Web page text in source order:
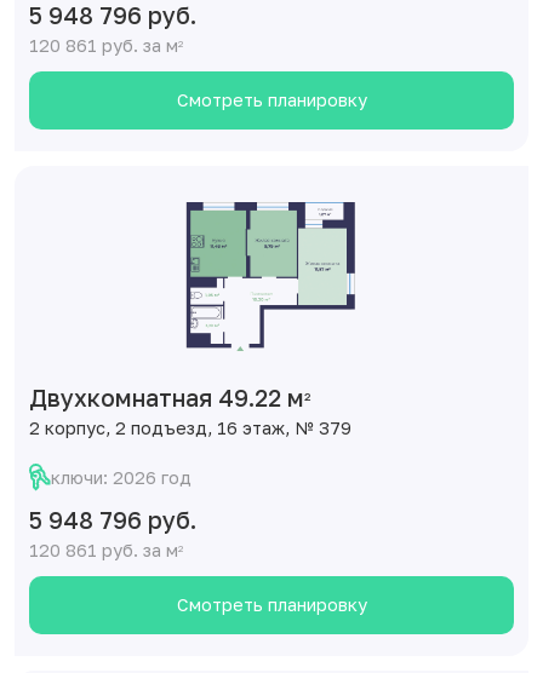
5 948 796 руб.
120 861 руб. за м2
Смотреть планировку
Двухкомнатная 49.22 м2
2 корпус, 2 подъезд, 16 этаж, № 379
ключи: 2026 год
5 948 796 руб.
120 861 руб. за м2
Смотреть планировку